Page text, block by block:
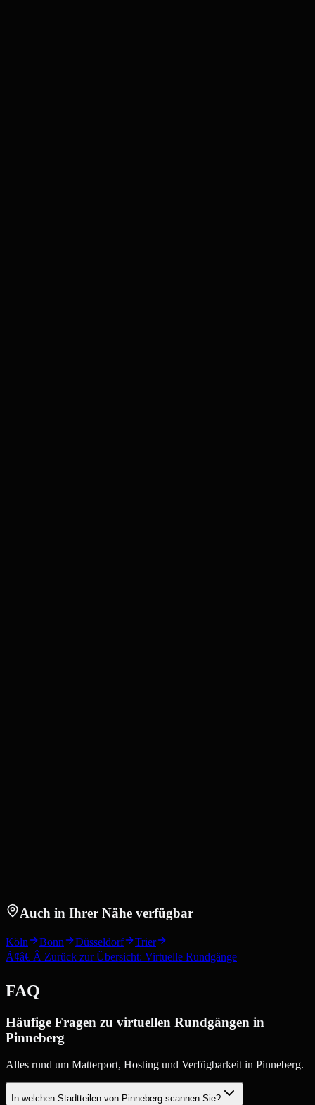
Auch in Ihrer Nähe verfügbar
Köln Bonn Düsseldorf
Trier
Ã¢â€ Â Zurück zur Übersicht: Virtuelle Rundgänge
FAQ
Häufige Fragen zu virtuellen Rundgängen in
Pinneberg
Alles rund um Matterport, Hosting und Verfügbarkeit in Pinneberg.
In welchen Stadtteilen von Pinneberg scannen Sie?